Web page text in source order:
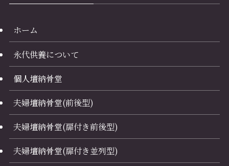
ホーム
永代供養について
個人壇納骨堂
夫婦壇納骨堂(前後型)
夫婦壇納骨堂(扉付き前後型)
夫婦壇納骨堂(扉付き並列型)